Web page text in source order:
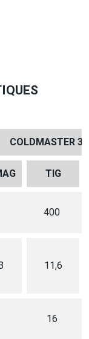
COLDMASTER
TIG
400
11,6
16